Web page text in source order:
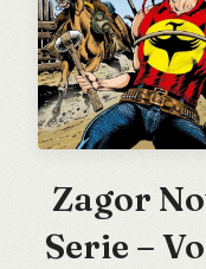
Zagor
Serie –